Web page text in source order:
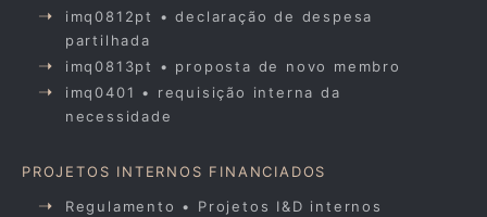
imq0812pt • declaração de despesa
partilhada
imq0813pt • proposta de novo membro
imq0401 • requisição interna da
necessidade
PROJETOS INTERNOS FINANCIADOS
Regulamento • Projetos I&D internos